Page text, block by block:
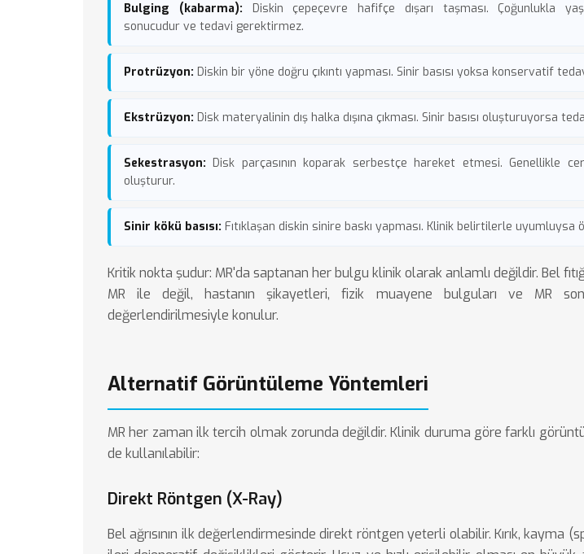
Bulging (kabarma): Diskin çepeçevre hafifçe dışarı taşması. Çoğunlukla
sonucudur ve tedavi gerektirmez.
Protrüzyon: Diskin bir yöne doğru çıkıntı yapması. Sinir basısı yoksa konservatif
Ekstrüzyon: Disk materyalinin dış halka dışına çıkması. Sinir basısı oluşturuyorsa
Sekestrasyon: Disk parçasının koparak serbestçe hareket etmesi. Genellikle
oluşturur.
Sinir kökü basısı: Fıtıklaşan diskin sinire baskı yapması. Klinik belirtilerle uyumluysa
Kritik nokta şudur: MR'da saptanan her bulgu klinik olarak anlamlı değildir. Bel
MR ile değil, hastanın şikayetleri, fizik muayene bulguları ve MR
değerlendirilmesiyle konulur.
Alternatif Görüntüleme Yöntemleri
MR her zaman ilk tercih olmak zorunda değildir. Klinik duruma göre farklı
de kullanılabilir:
Direkt Röntgen (X-Ray)
Bel ağrısının ilk değerlendirmesinde direkt röntgen yeterli olabilir. Kırık, kayma